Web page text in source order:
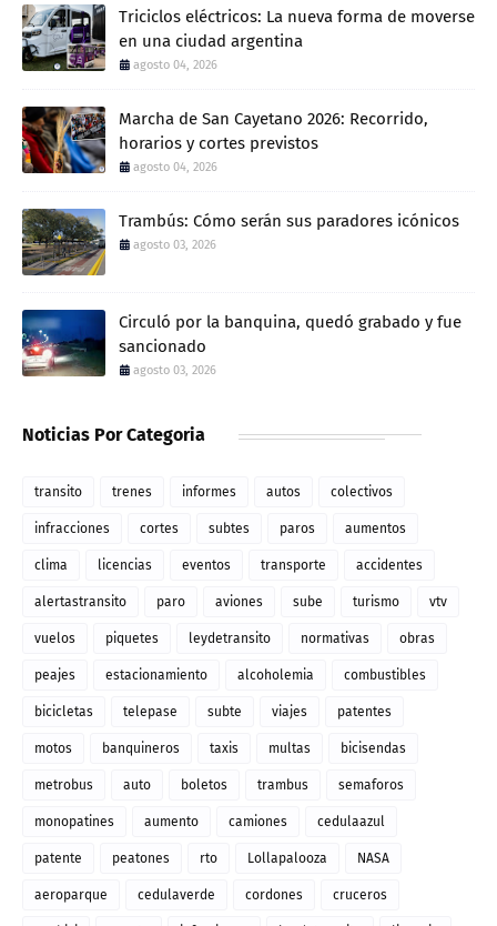
Triciclos eléctricos: La nueva forma de moverse
en una ciudad argentina
agosto 04, 2026
Marcha de San Cayetano 2026: Recorrido,
horarios y cortes previstos
agosto 04, 2026
Trambús: Cómo serán sus paradores icónicos
agosto 03, 2026
Circuló por la banquina, quedó grabado y fue
sancionado
agosto 03, 2026
Noticias Por Categoria
transito trenes informes autos colectivos
infracciones cortes subtes paros aumentos
clima licencias eventos transporte accidentes
alertastransito paro aviones sube turismo vtv
vuelos piquetes leydetransito normativas obras
peajes estacionamiento alcoholemia combustibles
bicicletas telepase subte viajes patentes
motos banquineros taxis multas bicisendas
metrobus auto boletos trambus semaforos
monopatines aumento camiones cedulaazul
patente peatones rto Lollapalooza NASA
aeroparque cedulaverde cordones cruceros